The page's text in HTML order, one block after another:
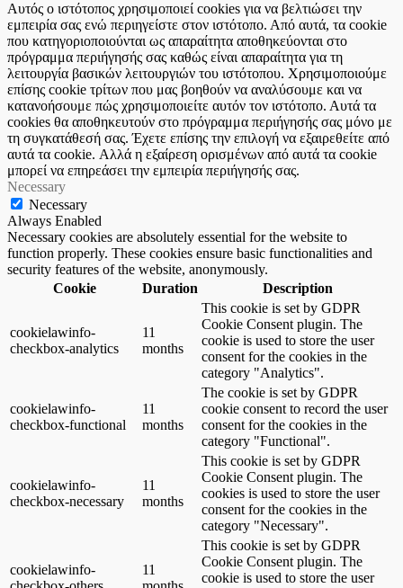
Αυτός ο ιστότοπος χρησιμοποιεί cookies για να βελτιώσει την
εμπειρία σας ενώ περιηγείστε στον ιστότοπο. Από αυτά, τα cookie
που κατηγοριοποιούνται ως απαραίτητα αποθηκεύονται στο
πρόγραμμα περιήγησής σας καθώς είναι απαραίτητα για τη
λειτουργία βασικών λειτουργιών του ιστότοπου. Χρησιμοποιούμε
επίσης cookie τρίτων που μας βοηθούν να αναλύσουμε και να
κατανοήσουμε πώς χρησιμοποιείτε αυτόν τον ιστότοπο. Αυτά τα
cookies θα αποθηκευτούν στο πρόγραμμα περιήγησής σας μόνο με
τη συγκατάθεσή σας. Έχετε επίσης την επιλογή να εξαιρεθείτε από
αυτά τα cookie. Αλλά η εξαίρεση ορισμένων από αυτά τα cookie
μπορεί να επηρεάσει την εμπειρία περιήγησής σας.
Necessary
Necessary
Always Enabled
Necessary cookies are absolutely essential for the website to
function properly. These cookies ensure basic functionalities and
security features of the website, anonymously.
Cookie
Duration Description
cookielawinfo-
checkbox-analytics
11
months
This cookie is set by GDPR
Cookie Consent plugin. The
cookie is used to store the user
consent for the cookies in the
category "Analytics".
cookielawinfo-
checkbox-functional
11
months
The cookie is set by GDPR
cookie consent to record the user
consent for the cookies in the
category "Functional".
cookielawinfo-
checkbox-necessary
11
months
This cookie is set by GDPR
Cookie Consent plugin. The
cookies is used to store the user
consent for the cookies in the
category "Necessary".
cookielawinfo-
11
This cookie is set by GDPR
Cookie Consent plugin. The
cookie is used to store the user